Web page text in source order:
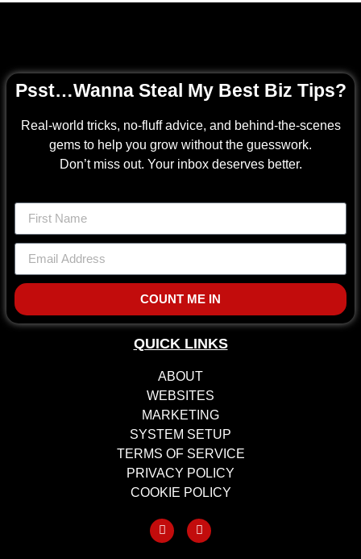
Psst…Wanna Steal My Best Biz Tips?
Real-world tricks, no-fluff advice, and behind-the-scenes
gems to help you grow without the guesswork.
Don’t miss out. Your inbox deserves better.
COUNT ME IN
QUICK LINKS
ABOUT
WEBSITES
MARKETING
SYSTEM SETUP
TERMS OF SERVICE
PRIVACY POLICY
COOKIE POLICY